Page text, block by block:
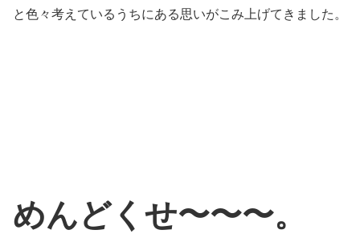
と色々考えているうちにある思いがこみ上げてきました。
めんどくせ〜〜〜。